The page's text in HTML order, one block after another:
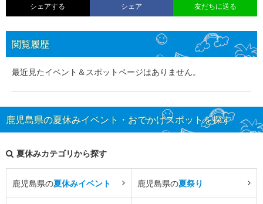
シェアする シェア 友だちに送る
閲覧履歴
最近見たイベント＆スポットページはありません。
鹿児島県の夏休みイベント・おでかけスポットを探す
夏休みカテゴリから探す
鹿児島県の夏休みイベント 鹿児島県の夏祭り